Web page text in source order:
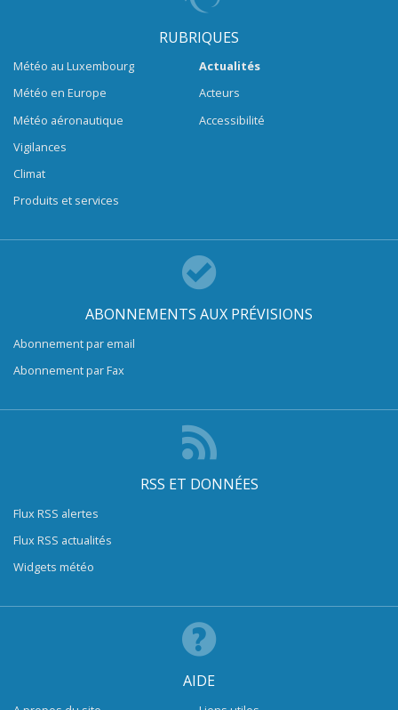
RUBRIQUES
Météo au Luxembourg
Météo en Europe
Météo aéronautique
Vigilances
Climat
Produits et services
Actualités
Acteurs
Accessibilité
ABONNEMENTS AUX PRÉVISIONS
Abonnement par email
Abonnement par Fax
RSS ET DONNÉES
Flux RSS alertes
Flux RSS actualités
Widgets météo
AIDE